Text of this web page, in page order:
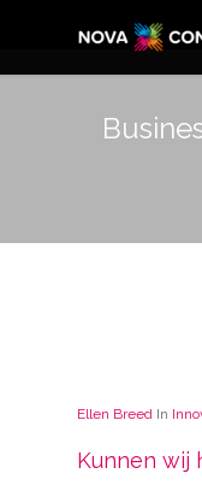
Ellen Breed In
Kunnen wij